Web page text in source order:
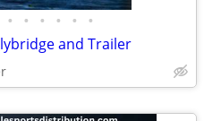
• • • • • •
and Trailer